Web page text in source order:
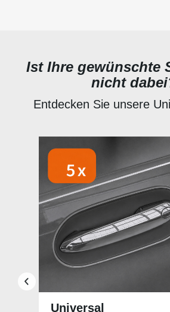
Ist Ihre gewünschte
nicht
Entdecken Sie unsere
Universal